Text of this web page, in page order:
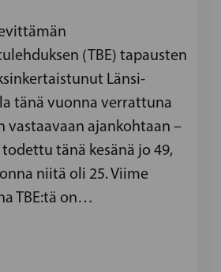
(TBE) tapausten
Länsi-
tänä vuonna verrattuna
vastaavaan ajankohtaan –
tänä kesänä jo 49,
niitä oli 25. Viime
TBE:tä on…